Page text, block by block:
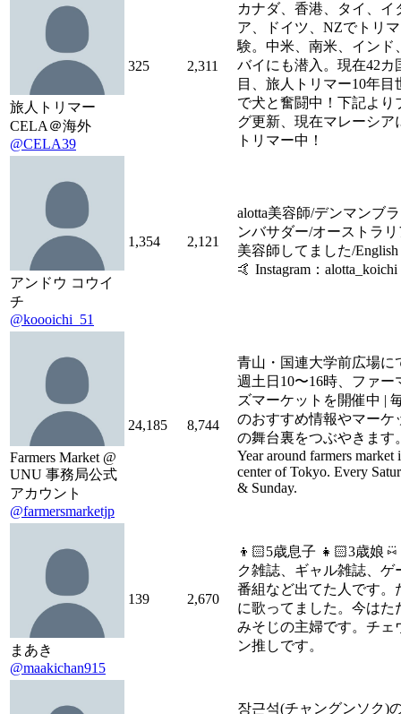
旅人トリマー
CELA＠海外
@CELA39
325 2,311
カナダ、香港、タイ、イ
ア、ドイツ、NZでトリ
験。中米、南米、インド
バイにも潜入。現在42カ
目、旅人トリマー10年目
で犬と奮闘中！下記より
グ更新、現在マレーシア
トリマー中！
アンドウ コウイ
チ
@koooichi_51
1,354 2,121
alotta美容師/デンマンブ
ンバサダー/オーストラ
美容師してました/
🤙 Instagram：alotta_koichi
Farmers Market @
UNU 事務局公式
アカウント
@farmersmarketjp
24,185 8,744
青山・国連大学前広場に
週土日10〜16時、ファー
ズマーケットを開催中 |
のおすすめ情報やマーケ
の舞台裏をつぶやきます
Year around farmers market
center of Tokyo. Every
& Sunday.
まあき
@maakichan915
139 2,670
👦🏻5歳息子 👧🏻3歳娘 ⑅⃛
ク雑誌、ギャル雑誌、ゲ
番組など出てた人です。
に歌ってました。今はた
みそじの主婦です。チェ
ン推しです。
장근석(チャングンソク)